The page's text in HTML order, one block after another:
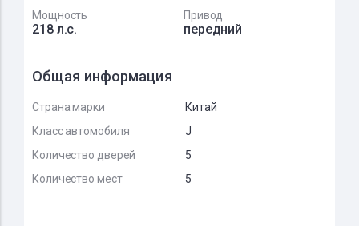
Мощность
218 л.с.
Привод
передний
Общая информация
Страна марки
Китай
Класс автомобиля
J
Количество дверей
5
Количество мест
5